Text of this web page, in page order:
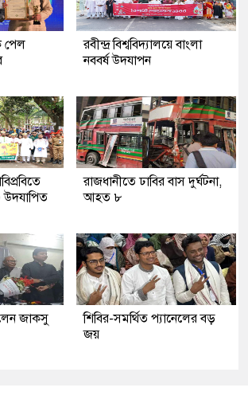
পেল
রবীন্দ্র বিশ্ববিদ্যালয়ে বাংলা
নববর্ষ উদযাপন
উদযাপিত
রাজধানীতে ঢাবির বাস দুর্ঘটনা,
আহত ৮
জাকসু
শিবির-সমর্থিত প্যানেলের বড়
জয়